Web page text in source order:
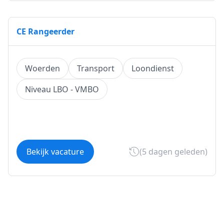
CE Rangeerder
Woerden Transport
Loondienst
Niveau LBO - VMBO
Bekijk vacature (5 dagen geleden)